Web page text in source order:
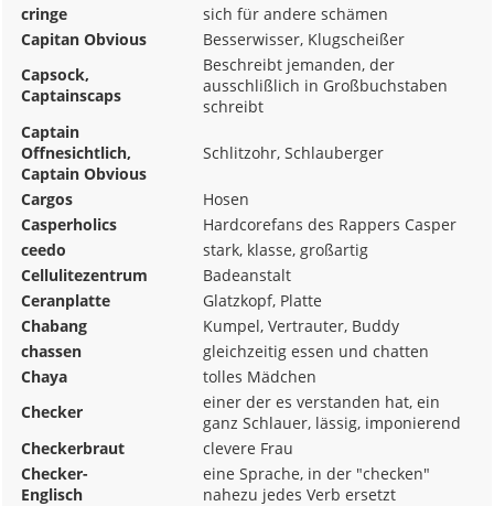
cringe
sich für andere schämen
Capitan Obvious
Besserwisser, Klugscheißer
Capsock,
Captainscaps
Beschreibt jemanden, der
ausschlißlich in Großbuchstaben
schreibt
Captain
Offnesichtlich,
Captain Obvious
Schlitzohr, Schlauberger
Cargos
Hosen
Casperholics
Hardcorefans des Rappers Casper
ceedo
stark, klasse, großartig
Cellulitezentrum
Badeanstalt
Ceranplatte
Glatzkopf, Platte
Chabang
Kumpel, Vertrauter, Buddy
chassen
gleichzeitig essen und chatten
Chaya
tolles Mädchen
Checker
einer der es verstanden hat, ein
ganz Schlauer, lässig, imponierend
Checkerbraut
clevere Frau
Checker-
Englisch
eine Sprache, in der "checken"
nahezu jedes Verb ersetzt